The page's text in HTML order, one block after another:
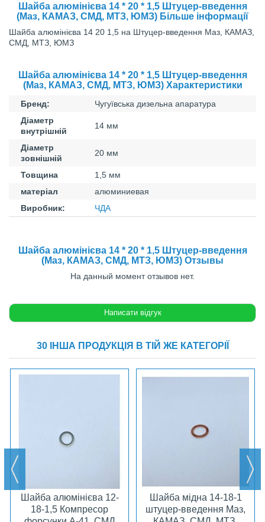
Шайба алюмінієва 14 * 20 * 1,5 Штуцер-введення
(Маз, КАМАЗ, СМД, МТЗ, ЮМЗ) Більше інформації
Шайба алюмінієва 14 20 1,5 на Штуцер-введення Маз, КАМАЗ,
СМД, МТЗ, ЮМЗ
Шайба алюмінієва 14 * 20 * 1,5 Штуцер-введення
(Маз, КАМАЗ, СМД, МТЗ, ЮМЗ) Характеристики
Бренд:
Чугуївська дизельна апаратура
Діаметр
внутрішній
14 мм
Діаметр
зовнішній
20 мм
Товщина
1,5 мм
матеріал
алюминиевая
Виробник:
ЧДА
Шайба алюмінієва 14 * 20 * 1,5 Штуцер-введення
(Маз, КАМАЗ, СМД, МТЗ, ЮМЗ) Отзывы
На данный момент отзывов нет.
30 ІНША ПРОДУКЦІЯ В ТІЙ ЖЕ КАТЕГОРІЇ
Шайба алюмінієва 12-
18-1,5 Компресор
Шайба мідна 14-18-1
штуцер-введення Маз,